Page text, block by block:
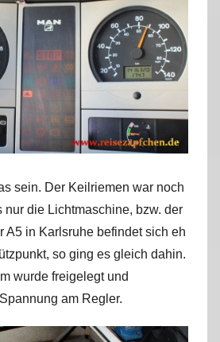
sein. Der Keilriemen war noch
nur die Lichtmaschine, bzw. der
A5 in Karlsruhe befindet sich eh
so ging es gleich dahin.
wurde freigelegt und
am Regler.